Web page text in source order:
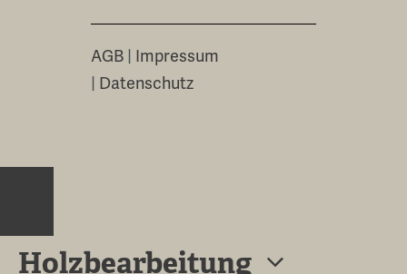
AGB | Impressum
| Datenschutz
Close
Holzbearbeitung